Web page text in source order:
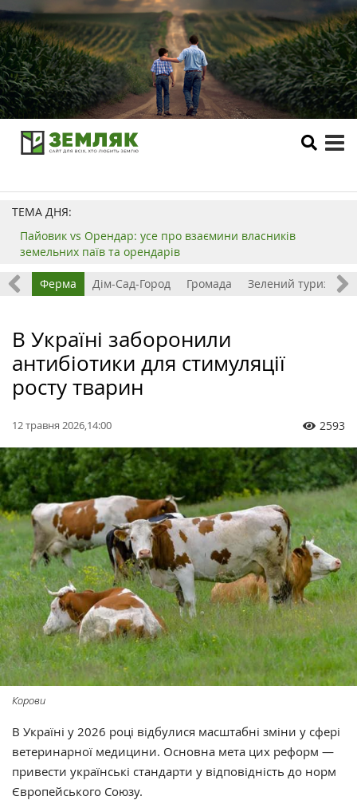
ТЕМА ДНЯ:
Пайовик vs Орендар: усе про взаємини власників
земельних паїв та орендарів
Ферма Дім-Сад-Город Громада Зелений туризм
В Україні заборонили
антибіотики для стимуляції
росту тварин
12 травня 2026,14:00 2593
Корови
В Україні у 2026 році відбулися масштабні зміни у сфері
ветеринарної медицини. Основна мета цих реформ —
привести українські стандарти у відповідність до норм
Європейського Союзу.